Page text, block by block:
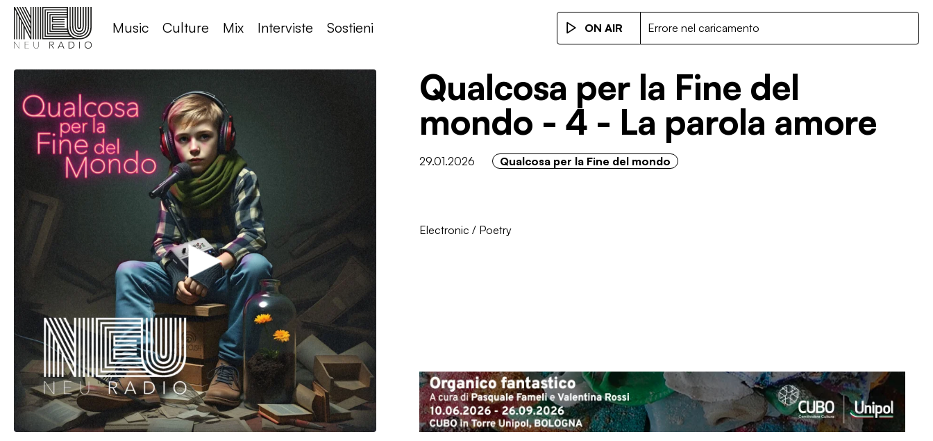
Music Culture Mix Interviste Sostieni ON AIR Errore nel caricamento
Qualcosa per la Fine del
mondo - 4 - La parola amore
29.01.2026 Qualcosa per la Fine del mondo
Electronic / Poetry